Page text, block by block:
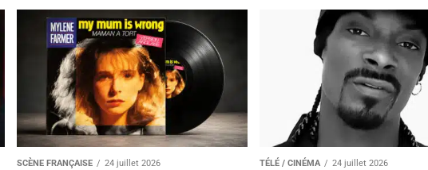
SCÈNE FRANÇAISE 24 juillet 2026 TÉLÉ / CINÉMA 24 juillet 2026